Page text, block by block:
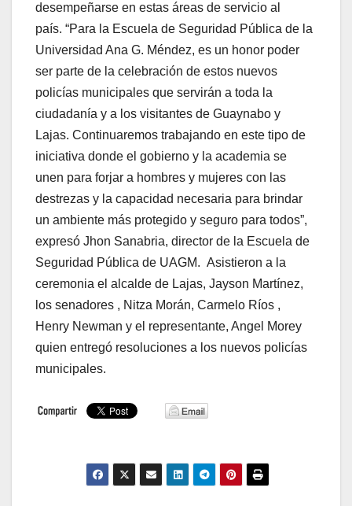
desempeñarse en estas áreas de servicio al
país. “Para la Escuela de Seguridad Pública de la
Universidad Ana G. Méndez, es un honor poder
ser parte de la celebración de estos nuevos
policías municipales que servirán a toda la
ciudadanía y a los visitantes de Guaynabo y
Lajas. Continuaremos trabajando en este tipo de
iniciativa donde el gobierno y la academia se
unen para forjar a hombres y mujeres con las
destrezas y la capacidad necesaria para brindar
un ambiente más protegido y seguro para todos”,
expresó Jhon Sanabria, director de la Escuela de
Seguridad Pública de UAGM. Asistieron a la
ceremonia el alcalde de Lajas, Jayson Martínez,
los senadores , Nitza Morán, Carmelo Ríos ,
Henry Newman y el representante, Angel Morey
quien entregó resoluciones a los nuevos policías
municipales.